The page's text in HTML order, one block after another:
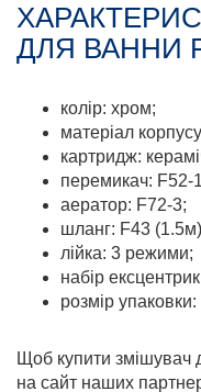
ДЛЯ ВАННИ
колір: хром;
матеріал
картридж:
перемикач: F52-
аератор: F72-3;
шланг: F43
лійка: 3 режими;
набір
розмір
Щоб купити змішувач
на сайт наших